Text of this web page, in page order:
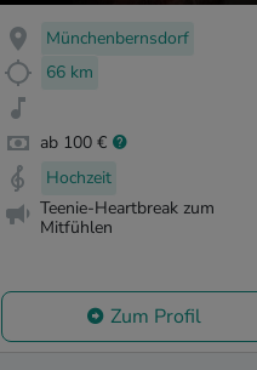
Münchenbernsdorf
66 km
ab 100 €
Hochzeit
Teenie-Heartbreak zum
Mitfühlen
Zum Profil